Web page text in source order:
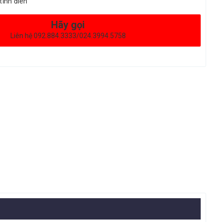
Hãy gọi
Liên hệ 092.884.3333/024.3994.5758